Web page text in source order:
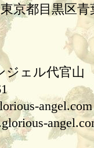
京都目黒区青
ジェル代官山
angel.com